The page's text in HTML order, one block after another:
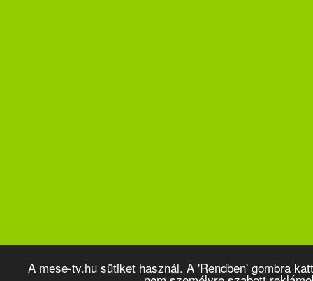
A mese-tv.hu sütiket használ. A 'Rendben' gombra